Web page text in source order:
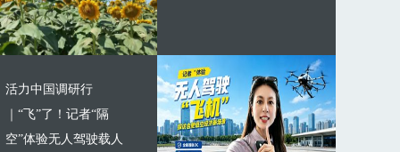
活力中国调研行
｜“飞”了！记者“隔
空”体验无人驾驶载人